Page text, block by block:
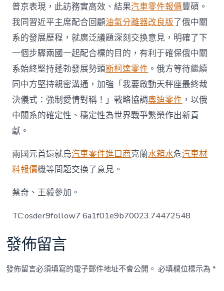
普京表現，此訪務實高效、結果汽車零件報價豐碩。
我同習近平主席配合回顧油氣分離器改良版了俄中關
系的發展歷程，就廣泛議題深刻交換意見，明確了下
一個步驟兩國一起配合標的目的，有利于確保俄中關
系始終堅持蓬勃發展勢頭斯柯達零件 。俄方等待繼續
同中方堅持親密溝通，加強「我要啟動天秤座最終裁
決儀式：強制愛情對稱！」戰略協調奧迪零件 ，以俄
中關系的確定性、穩定性為世界戰爭繁榮作出新貢
獻。
兩國元首還就烏汽車零件進口商克蘭水箱水危汽車材
料報價機等問題交換了意見。
蔡奇、王毅參加。
TC:osder9follow7 6a1f01e9b70023.74472548
發佈留言
發佈留言必須填寫的電子郵件地址不會公開。 必填欄位標示為*